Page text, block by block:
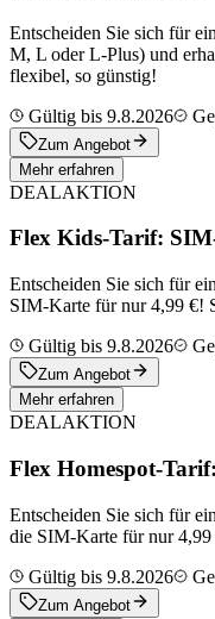
Entscheiden Sie sich für
M, L oder L-Plus) und
flexibel, so günstig!
Gültig bis 9.8.2026
Zum Angebot
Mehr erfahren
DEALAKTION
Flex Kids-Tarif:
Entscheiden Sie sich für
SIM-Karte für nur 4,99 €!
Gültig bis 9.8.2026
Zum Angebot
Mehr erfahren
DEALAKTION
Flex Homespot-
Entscheiden Sie sich für
die SIM-Karte für nur
Gültig bis 9.8.2026
Zum Angebot